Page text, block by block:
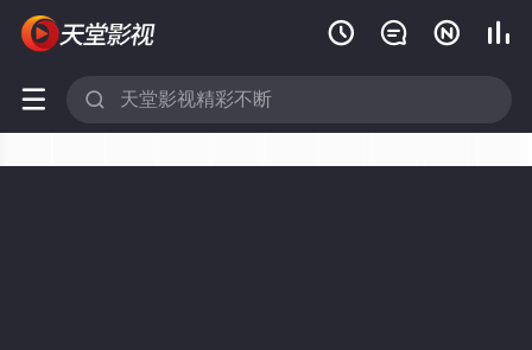
   
 